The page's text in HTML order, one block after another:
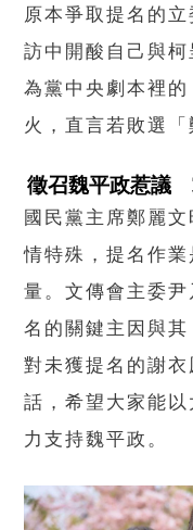
原本爭取提名的
訪中開酸自己與
為黨中央劇本裡
火，直言若敗選「
徵召魏平政惹議
國民黨主席鄭麗
情特殊，提名作
量。文傳會主委
名的關鍵主因與
對未獲提名的謝
話，希望大家能
力支持魏平政。